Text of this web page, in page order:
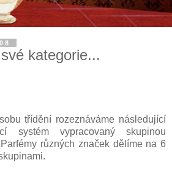
kategorie...
třídění rozeznáváme následující
systém vypracovaný skupinou
různých značek dělíme na 6